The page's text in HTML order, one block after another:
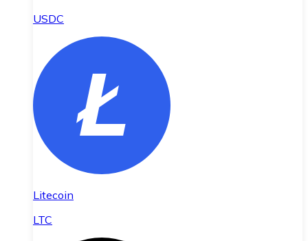
USDC
Litecoin
LTC